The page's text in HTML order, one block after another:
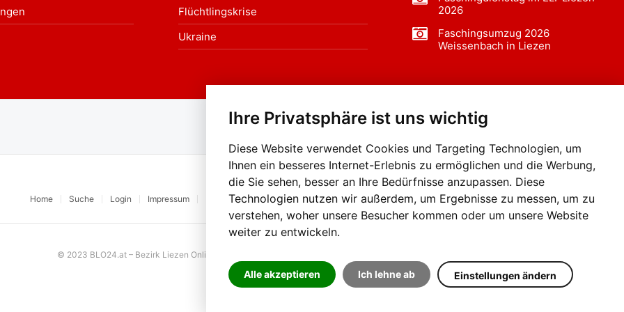
Ihre Privatsphäre ist uns wichtig
Diese Website verwendet Cookies und Targeting Technologien, um
Ihnen ein besseres Internet-Erlebnis zu ermöglichen und die Werbung,
die Sie sehen, besser an Ihre Bedürfnisse anzupassen. Diese
Technologien nutzen wir außerdem, um Ergebnisse zu messen, um zu
verstehen, woher unsere Besucher kommen oder um unsere Website
weiter zu entwickeln.
Alle akzeptieren Ich lehne ab Einstellungen ändern
Flüchtlingskrise
Ukraine
2026
Faschingsumzug 2026
Weissenbach in Liezen
Auf BLO24.at werben?+43 (0)664 2226600
Home Suche Login Impressum Datenschutz Kontakt
© 2023 BLO24.at – Bezirk Liezen Online |